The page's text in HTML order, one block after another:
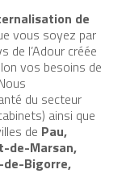
de
vous soyez par
de l’Adour créée
vos besoins de
du secteur
ainsi que
de Pau,
de-Marsan,
de-Bigorre,